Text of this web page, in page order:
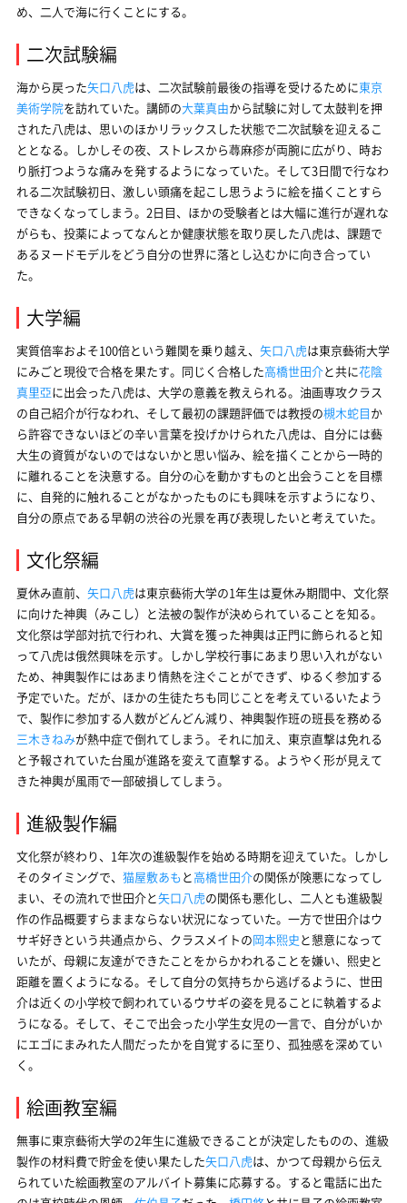
め、二人で海に行くことにする。
二次試験編
海から戻った矢口八虎は、二次試験前最後の指導を受けるために東京
美術学院を訪れていた。講師の大葉真由から試験に対して太鼓判を押
された八虎は、思いのほかリラックスした状態で二次試験を迎えるこ
ととなる。しかしその夜、ストレスから蕁麻疹が両腕に広がり、時お
り脈打つような痛みを発するようになっていた。そして3日間で行なわ
れる二次試験初日、激しい頭痛を起こし思うように絵を描くことすら
できなくなってしまう。2日目、ほかの受験者とは大幅に進行が遅れな
がらも、投薬によってなんとか健康状態を取り戻した八虎は、課題で
あるヌードモデルをどう自分の世界に落とし込むかに向き合ってい
た。
大学編
実質倍率およそ100倍という難関を乗り越え、 矢口八虎は東京藝術大学
にみごと現役で合格を果たす。同じく合格した高橋世田介と共に花陰
真里亞に出会った八虎は、大学の意義を教えられる。油画専攻クラス
の自己紹介が行なわれ、そして最初の課題評価では教授の槻木蛇目か
ら許容できないほどの辛い言葉を投げかけられた八虎は、自分には藝
大生の資質がないのではないかと思い悩み、絵を描くことから一時的
に離れることを決意する。自分の心を動かすものと出会うことを目標
に、自発的に触れることがなかったものにも興味を示すようになり、
自分の原点である早朝の渋谷の光景を再び表現したいと考えていた。
文化祭編
夏休み直前、 矢口八虎は東京藝術大学の1年生は夏休み期間中、文化祭
に向けた神輿（みこし）と法被の製作が決められていることを知る。
文化祭は学部対抗で行われ、大賞を獲った神輿は正門に飾られると知
って八虎は俄然興味を示す。しかし学校行事にあまり思い入れがない
ため、神輿製作にはあまり情熱を注ぐことができず、ゆるく参加する
予定でいた。だが、ほかの生徒たちも同じことを考えているいたよう
で、製作に参加する人数がどんどん減り、神輿製作班の班長を務める
三木きねみが熱中症で倒れてしまう。それに加え、東京直撃は免れる
と予報されていた台風が進路を変えて直撃する。ようやく形が見えて
きた神輿が風雨で一部破損してしまう。
進級製作編
文化祭が終わり、1年次の進級製作を始める時期を迎えていた。しかし
そのタイミングで、 猫屋敷あもと高橋世田介の関係が険悪になってし
まい、その流れで世田介と矢口八虎の関係も悪化し、二人とも進級製
作の作品概要すらままならない状況になっていた。一方で世田介はウ
サギ好きという共通点から、クラスメイトの岡本熙史と懇意になって
いたが、母親に友達ができたことをからかわれることを嫌い、熙史と
距離を置くようになる。そして自分の気持ちから逃げるように、世田
介は近くの小学校で飼われているウサギの姿を見ることに執着するよ
うになる。そして、そこで出会った小学生女児の一言で、自分がいか
にエゴにまみれた人間だったかを自覚するに至り、孤独感を深めてい
く。
絵画教室編
無事に東京藝術大学の2年生に進級できることが決定したものの、進級
製作の材料費で貯金を使い果たした矢口八虎は、かつて母親から伝え
られていた絵画教室のアルバイト募集に応募する。すると電話に出た